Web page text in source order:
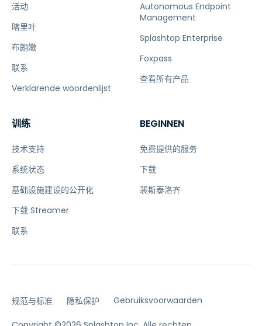
活动
喀里叶
布朗嫩
联系
Verklarende woordenlijst
Autonomous Endpoint
Management
Splashtop Enterprise
Foxpass
查看所有产品
训练
技术支持
系统状态
基础设施建设的公开化
下载 Streamer
联系
BEGINNEN
免费提供的服务
下载
裴斯泰洛齐
规范与标准 隐私保护 Gebruiksvoorwaarden